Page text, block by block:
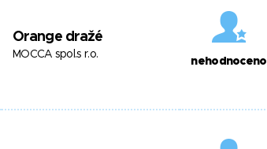
Orange dražé
MOCCA spol.s r.o.
nehodnoceno